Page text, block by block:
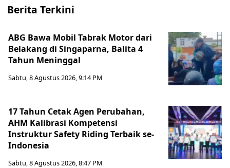
Berita Terkini
ABG Bawa Mobil Tabrak Motor dari
Belakang di Singaparna, Balita 4
Tahun Meninggal
Sabtu, 8 Agustus 2026, 9:14 PM
17 Tahun Cetak Agen Perubahan,
AHM Kalibrasi Kompetensi
Instruktur Safety Riding Terbaik se-
Indonesia
Sabtu, 8 Agustus 2026, 8:47 PM